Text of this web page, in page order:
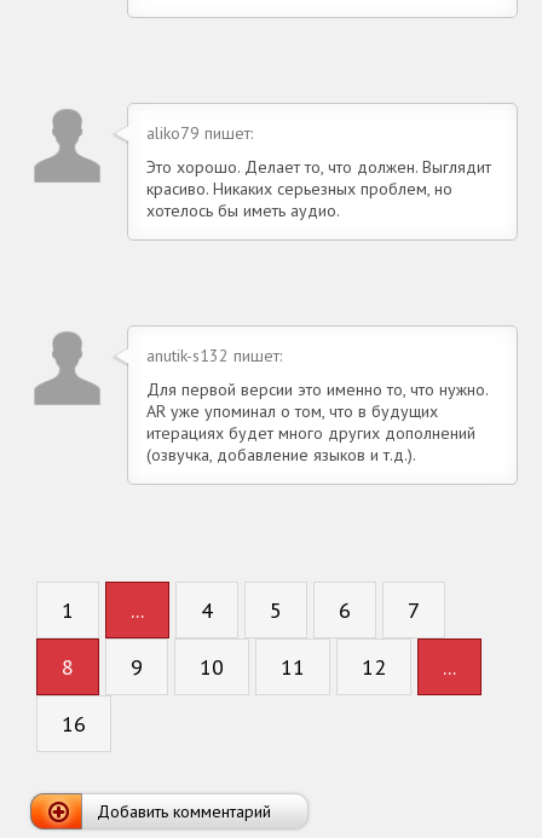
aliko79 пишет:
Это хорошо. Делает то, что должен. Выглядит
красиво. Никаких серьезных проблем, но
хотелось бы иметь аудио.
anutik-s132 пишет:
Для первой версии это именно то, что нужно.
AR уже упоминал о том, что в будущих
итерациях будет много других дополнений
(озвучка, добавление языков и т.д.).
1 ... 4 5 6 7
8 9 10 11 12 ...
16
Добавить комментарий